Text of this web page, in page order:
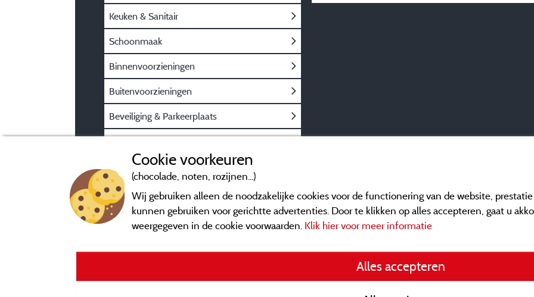
Keuken & Sanitair
Schoonmaak
Binnenvoorzieningen
Buitenvoorzieningen
Beveiliging & Parkeerplaats
Cookie voorkeuren
(chocolade, noten, rozijnen...)
Wij gebruiken alleen de noodzakelijke cookies voor de functionering van de website,
kunnen gebruiken voor gerichtte advertenties. Door te klikken op alles accepteren, gaat u
weergegeven in de cookie voorwaarden. Klik hier voor meer informatie
Alles accepteren